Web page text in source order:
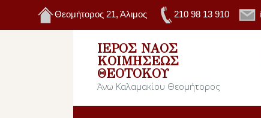
Θεομήτορος 21, Άλιμος 210 98 13 910
ΙΕΡΌΣ ΝΑΌΣ
ΚΟΙΜΉΣΕΩΣ
ΘΕΟΤΌΚΟΥ
Άνω Καλαμακίου Θεομήτορος